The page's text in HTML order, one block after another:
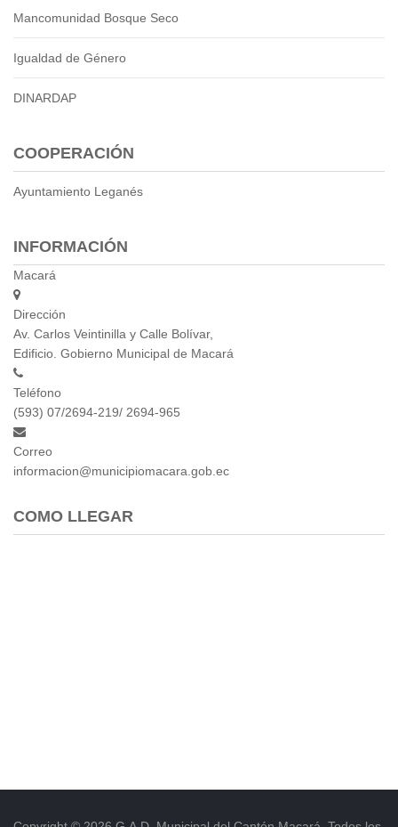
Mancomunidad Bosque Seco
Igualdad de Género
DINARDAP
COOPERACIÓN
Ayuntamiento Leganés
INFORMACIÓN
Macará
Dirección
Av. Carlos Veintinilla y Calle Bolívar,
Edificio. Gobierno Municipal de Macará
Teléfono
(593) 07/2694-219/ 2694-965
Correo
informacion@municipiomacara.gob.ec
COMO LLEGAR